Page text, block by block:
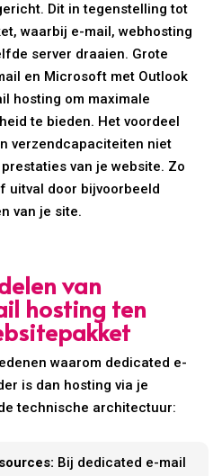
Dit in tegenstelling tot
waarbij e-mail, webhosting
server draaien. Grote
en Microsoft met Outlook
hosting om maximale
te bieden. Het voordeel
verzendcapaciteiten niet
van je website. Zo
uitval door bijvoorbeeld
van je site.
van
hosting ten
waarom dedicated e-
is dan hosting via je
technische architectuur:
Bij dedicated e-mail